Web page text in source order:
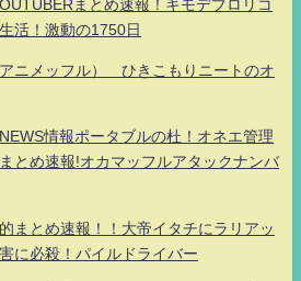
まとめ速報！キモデブロリコ
活！激動の1750日
ニメッフル） ひきこもりニートのオ
情報ポータブルの杜！オネエ管理
とめ速報!オカマッフルアタックナンバ
まとめ速報！！大帝イタチにラリアッ
に必殺！パイルドライバー